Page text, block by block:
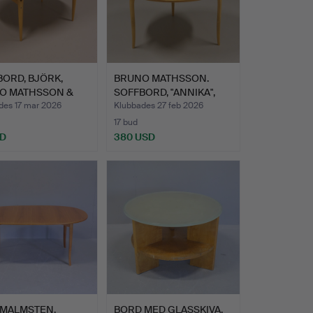
BJÖRK,
MATHSSON &
17 mar 2026
BRUNO MATHSSON.
SOFFBORD, "ANNIKA",
DUX.
Klubbades 27 feb 2026
17 bud
380 USD
BORD MED GLASSKIVA,